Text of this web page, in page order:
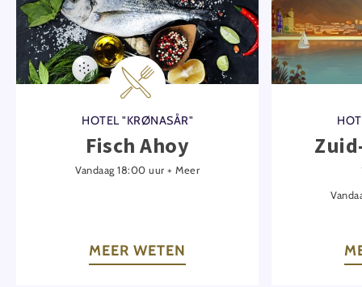
HOTEL "KRØNASÅR"
Fisch Ahoy
Vandaag 18:00 uur + Meer
MEER WETEN